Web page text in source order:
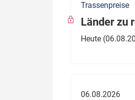
Trassenpreise
Länder zu
Heute
06.08.2026